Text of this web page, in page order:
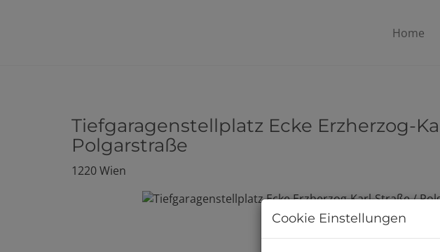
Home
Tiefgaragenstellplatz Ecke Erzherzog-
Polgarstraße
1220 Wien
Cookie Einstellungen